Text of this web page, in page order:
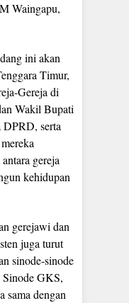
Waingapu,
ini akan
Timur,
Gereja di
Wakil Bupati
DPRD, serta
gereja
kehidupan
gerejawi dan
juga turut
sinode-sinode
GKS,
sama dengan